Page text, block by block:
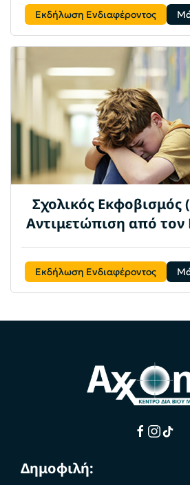
Εκδήλωση Ενδιαφέροντος
Σχολικός Εκφοβισμός
Αντιμετώπιση από τον
Εκδήλωση Ενδιαφέροντος
Δημοφιλή: